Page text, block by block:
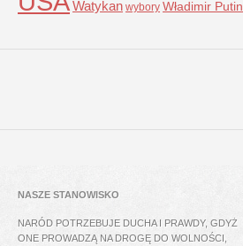
Watykan wybory Władimir Putin
NASZE STANOWISKO
NARÓD POTRZEBUJE DUCHA I PRAWDY, GDYŻ
ONE PROWADZĄ NA DROGĘ DO WOLNOŚCI,